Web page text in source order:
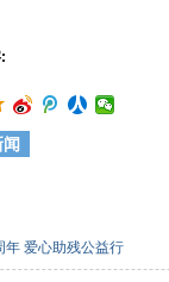
年 爱心助残公益行